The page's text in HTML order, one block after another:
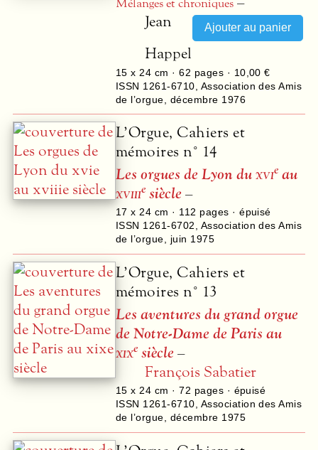
Mélanges et chroniques
Jean
Happel
15 x 24 cm ·62 pages · 10,00 €
ISSN 1261-6710 Association des Amis
de l’orgue
décembre 1976
L’Orgue, Cahiers et
mémoires n° 14
Les orgues de Lyon duxvie au
xviiie siècle –
17 x 24 cm · 112 pages · épuisé
ISSN 1261-6702, Association des Amis
de l’orgue, juin 1975
L’Orgue, Cahiers et
mémoires n° 13
Les aventures du grand orgue
de Notre-Dame de Paris au
xixe siècle –
François Sabatier
15 x 24 cm ·72 pages · épuisé
ISSN 1261-6710, Association des Amis
de l’orgue, décembre 1975